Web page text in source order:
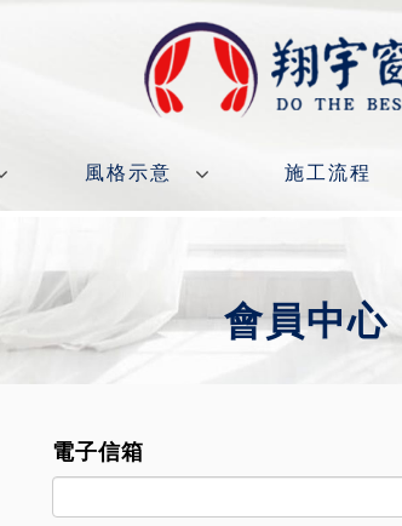
風格示意 施工流程
會員中心
電子信箱